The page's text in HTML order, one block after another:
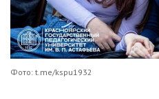
Фото: t.me/kspu1932